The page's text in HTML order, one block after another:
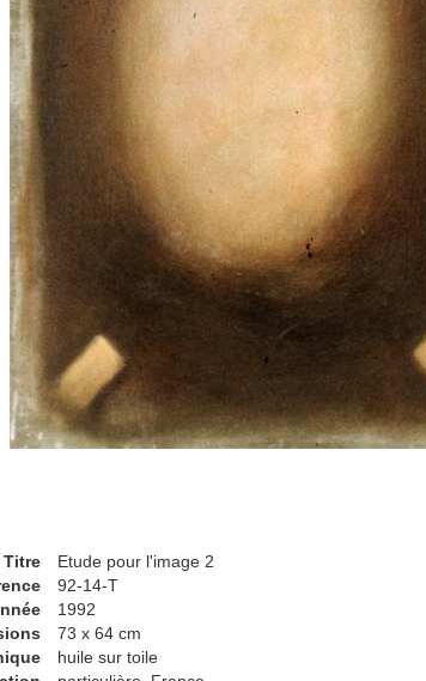
Titre
Etude pour l'image 2
92-14-T
1992
73 x 64 cm
huile sur toile